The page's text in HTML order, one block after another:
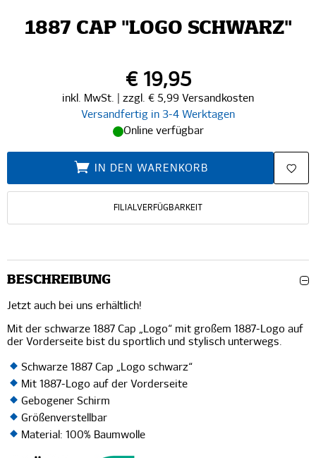
1887 CAP "LOGO SCHWARZ"
€ 19,95
inkl. MwSt. | zzgl. € 5,99 Versandkosten
Versandfertig in 3-4 Werktagen
Online verfügbar
IN DEN WARENKORB
FILIALVERFÜGBARKEIT
BESCHREIBUNG
Jetzt auch bei uns erhältlich!
Mit der schwarze 1887 Cap „Logo“ mit großem 1887-Logo auf
der Vorderseite bist du sportlich und stylisch unterwegs.
Schwarze 1887 Cap „Logo schwarz“
Mit 1887-Logo auf der Vorderseite
Gebogener Schirm
Größenverstellbar
Material: 100% Baumwolle